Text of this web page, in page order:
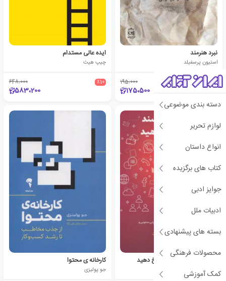
دسته بندی موضوعی
لوازم تحریر
انواع داستان
کتاب های برگزیده
جوایز ادبی
ادبیات ملل
بسته های پیشنهادی
محصولات فرهنگی
کمک آموزشی
نبرد هنرمند
استیون پرسفیلد
٪10 195،000
175،500
ایده عالی مستدام
چیپ هیث
٪10 648،000
583،200
آن ها می پرسند، شما پاسخ دهید
مارکوس شریدن
کارخانه ی محتوا
جو پولیزی